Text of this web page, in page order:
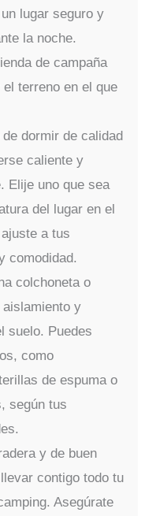
lugar seguro y
la noche.
de campaña
terreno en el que
dormir de calidad
caliente y
Elije uno que sea
del lugar en el
a tus
comodidad.
colchoneta o
y
suelo. Puedes
como
de espuma o
según tus
y de buen
contigo todo tu
Asegúrate